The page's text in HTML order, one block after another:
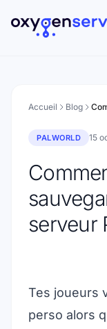
Accueil Blog
PALWORLD 15
serveur
Tes joueurs
perso alors